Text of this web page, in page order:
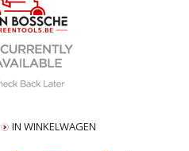
IN WINKELWAGEN